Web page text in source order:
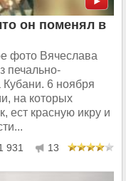
он поменял в
фото Вячеслава
печально-
6 ноября
на которых
ест красную икру и
931 13